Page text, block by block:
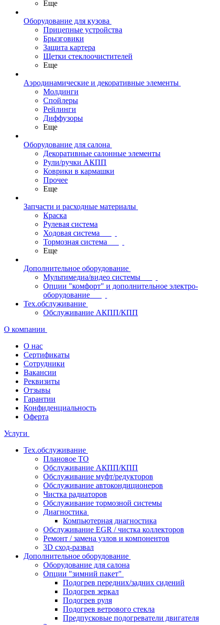
Еще
Оборудование для кузова
Прицепные устройства
Брызговики
Защита картера
Щетки стеклоочистителей
Еще
Аэродинамические и декоративные элементы
Молдинги
Спойлеры
Рейлинги
Диффузоры
Еще
Оборудование для салона
Декоративные салонные элементы
Рули/ручки АКПП
Коврики в кармашки
Прочее
Еще
Запчасти и расходные материалы
Краска
Рулевая система
Ходовая система
Тормозная система
Еще
Дополнительное оборудование
Мультимедиа/видео системы
Опции "комфорт" и дополнительное электро-
оборудование
Тех.обслуживание
Обслуживание АКПП/КПП
О компании
О нас
Сертификаты
Сотрудники
Вакансии
Реквизиты
Отзывы
Гарантии
Конфиденциальность
Оферта
Услуги
Тех.обслуживание
Плановое ТО
Обслуживание АКПП/КПП
Обслуживание муфт/редукторов
Обслуживание автокондиционеров
Чистка радиаторов
Обслуживание тормозной системы
Диагностика
Компьютерная диагностика
Обслуживание EGR / чистка коллекторов
Ремонт / замена узлов и компонентов
3D сход-развал
Дополнительное оборудование
Оборудование для салона
Опции "зимний пакет"
Подогрев передних/задних сидений
Подогрев зеркал
Подогрев руля
Подогрев ветрового стекла
Предпусковые подогреватели двигателя